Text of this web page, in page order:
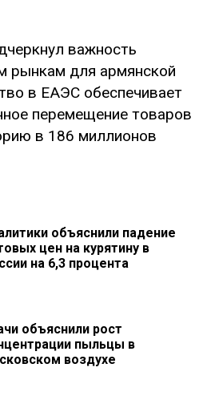
важность
рынкам для армянской
в ЕАЭС обеспечивает
перемещение товаров
в 186 миллионов
объяснили падение
цен на курятину в
на 6,3 процента
объяснили рост
пыльцы в
воздухе